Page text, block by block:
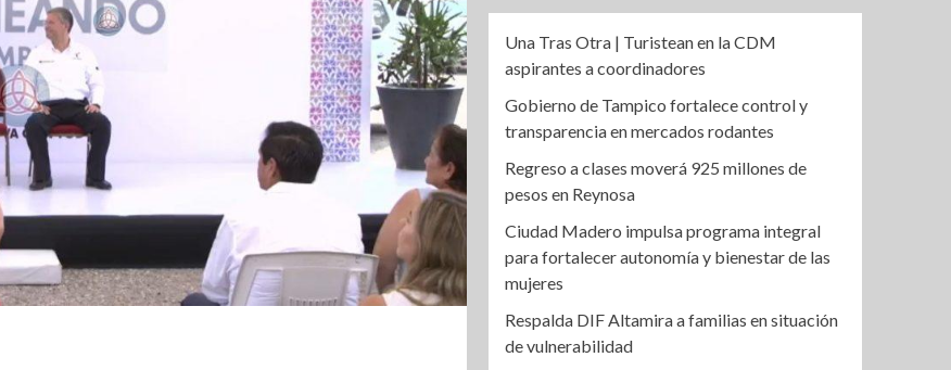
Una Tras Otra | Turistean en la CDM
aspirantes a coordinadores
Gobierno de Tampico fortalece control y
transparencia en mercados rodantes
Regreso a clases moverá 925 millones de
pesos en Reynosa
Ciudad Madero impulsa programa integral
para fortalecer autonomía y bienestar de las
mujeres
Respalda DIF Altamira a familias en situación
de vulnerabilidad